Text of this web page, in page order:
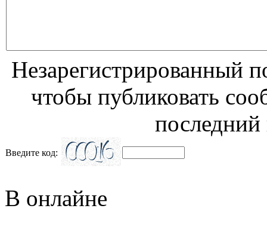
Незарегистрированный
чтобы публиковать
Введите код:
В онлайне